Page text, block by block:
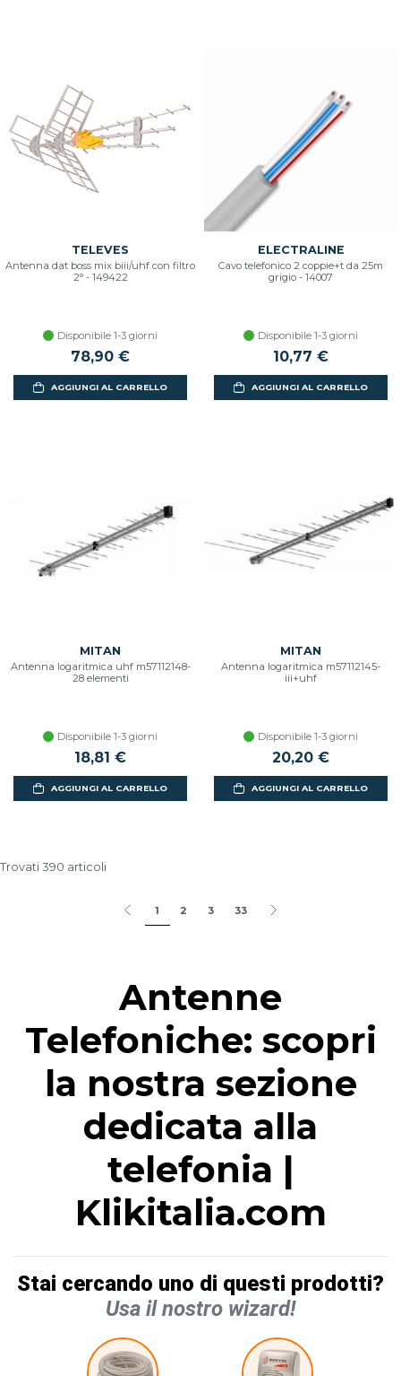
TELEVES
Antenna dat boss mix biii/uhf con filtro
2° - 149422
Disponibile 1-3 giorni
78,90 €
AGGIUNGI AL CARRELLO
ELECTRALINE
Cavo telefonico 2 coppie+t da 25m
grigio - 14007
Disponibile 1-3 giorni
10,77 €
AGGIUNGI AL CARRELLO
MITAN
Antenna logaritmica uhf m57112148-
28 elementi
Disponibile 1-3 giorni
18,81 €
AGGIUNGI AL CARRELLO
MITAN
Antenna logaritmica m57112145-
iii+uhf
Disponibile 1-3 giorni
20,20 €
AGGIUNGI AL CARRELLO
Trovati 390 articoli
1 2 3 33
Antenne
Telefoniche: scopri
la nostra sezione
dedicata alla
telefonia |
Klikitalia.com
Stai cercando uno di questi prodotti?
Usa il nostro wizard!